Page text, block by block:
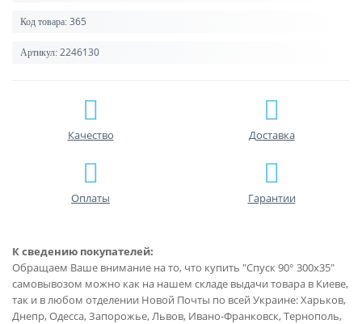
Код товара: 365
Артикул: 2246130
Качество Доставка
Оплаты Гарантии
К сведению покупателей:
Обращаем Ваше внимание на то, что купить "Спуск 90° 300х35"
самовывозом можно как на нашем складе выдачи товара в Киеве,
так и в любом отделении Новой Почты по всей Украине: Харьков,
Днепр, Одесса, Запорожье, Львов, Ивано-Франковск, Тернополь,